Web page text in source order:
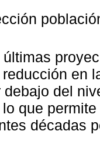
en
debajo del
que
décadas